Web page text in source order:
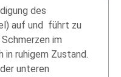
des
auf und führt zu
im
in ruhigem Zustand.
unteren